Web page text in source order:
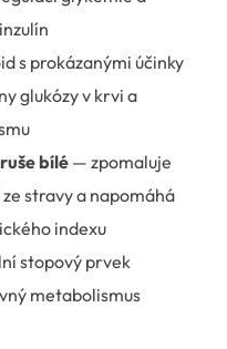
s prokázanými účinky
glukózy v krvi a
bílé — zpomaluje
stravy a napomáhá
indexu
stopový prvek
metabolismus